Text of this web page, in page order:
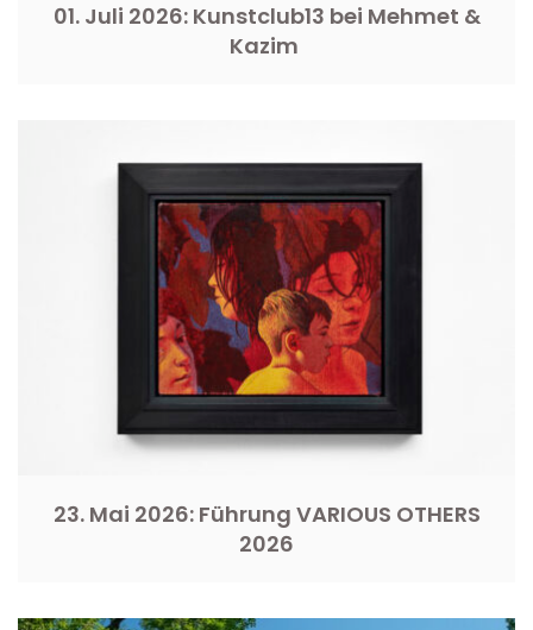
01. Juli 2026: Kunstclub13 bei Mehmet &
Kazim
23. Mai 2026: Führung VARIOUS OTHERS
2026